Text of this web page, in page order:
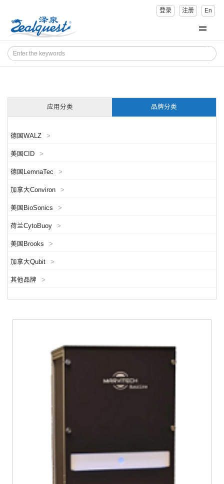
登录 注册 En
应用分类 品牌分类
德国WALZ >
美国CID >
德国LemnaTec >
加拿大Conviron >
美国BioSonics >
荷兰CytoBuoy >
美国Brooks >
加拿大Qubit >
其他品牌 >